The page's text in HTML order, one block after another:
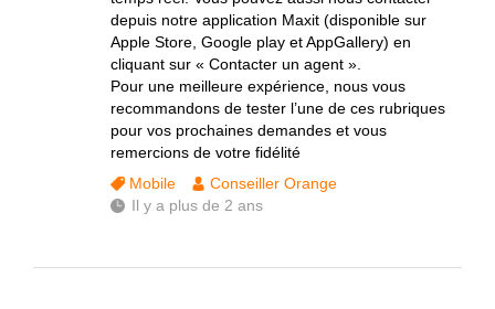
depuis notre application Maxit (disponible sur
Apple Store, Google play et AppGallery) en
cliquant sur « Contacter un agent ».
Pour une meilleure expérience, nous vous
recommandons de tester l’une de ces rubriques
pour vos prochaines demandes et vous
remercions de votre fidélité
Mobile
Conseiller Orange
Il y a plus de 2 ans